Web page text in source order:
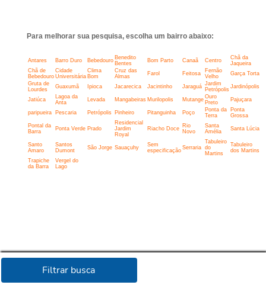
Filtrar busca
Para melhorar sua pesquisa, escolha um bairro abaixo:
Antares Barro Duro Bebedouro Benedito
Bentes
Bom Parto Canaã Centro
Chã da
Jaqueira
Chã de
Bebedouro
Cidade
Universitária
Clima
Bom
Cruz das
Almas
Farol Feitosa
Fernão
Velho
Garça Torta
Gruta de
Lourdes
Guaxumã Ipioca Jacarecica Jacintinho Jaraguá Jardim
Petrópolis Jardinópolis
Jatiúca
Lagoa da
Anta
Levada Mangabeiras Murilopolis Mutange Ouro
Preto
Pajuçara
paripueira Pescaria Petrópolis Pinheiro Pitanguinha Poço
Ponta da
Terra
Ponta
Grossa
Pontal da
Barra
Ponta Verde Prado
Residencial
Jardim
Royal
Riacho Doce
Rio
Novo
Santa
Amélia
Santa Lúcia
Santo
Amaro
Santos
Dumont
São Jorge Sauaçuhy
Sem
especificação Serraria
Tabuleiro
do
Martins
Tabuleiro
dos Martins
Trapiche
da Barra
Vergel do
Lago